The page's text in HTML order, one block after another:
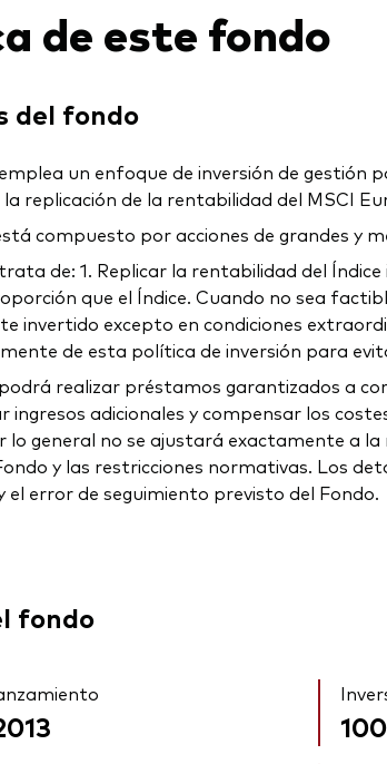
de este fondo
del fondo
un enfoque de inversión de
replicación de la rentabilidad del MSCI
compuesto por acciones de grandes y
de: 1. Replicar la rentabilidad del
que el Índice. Cuando no sea
invertido excepto en condiciones
de esta política de inversión para
realizar préstamos garantizados a
ingresos adicionales y compensar los
lo general no se ajustará exactamente a
y las restricciones normativas. Los
el error de seguimiento previsto del Fondo.
fondo